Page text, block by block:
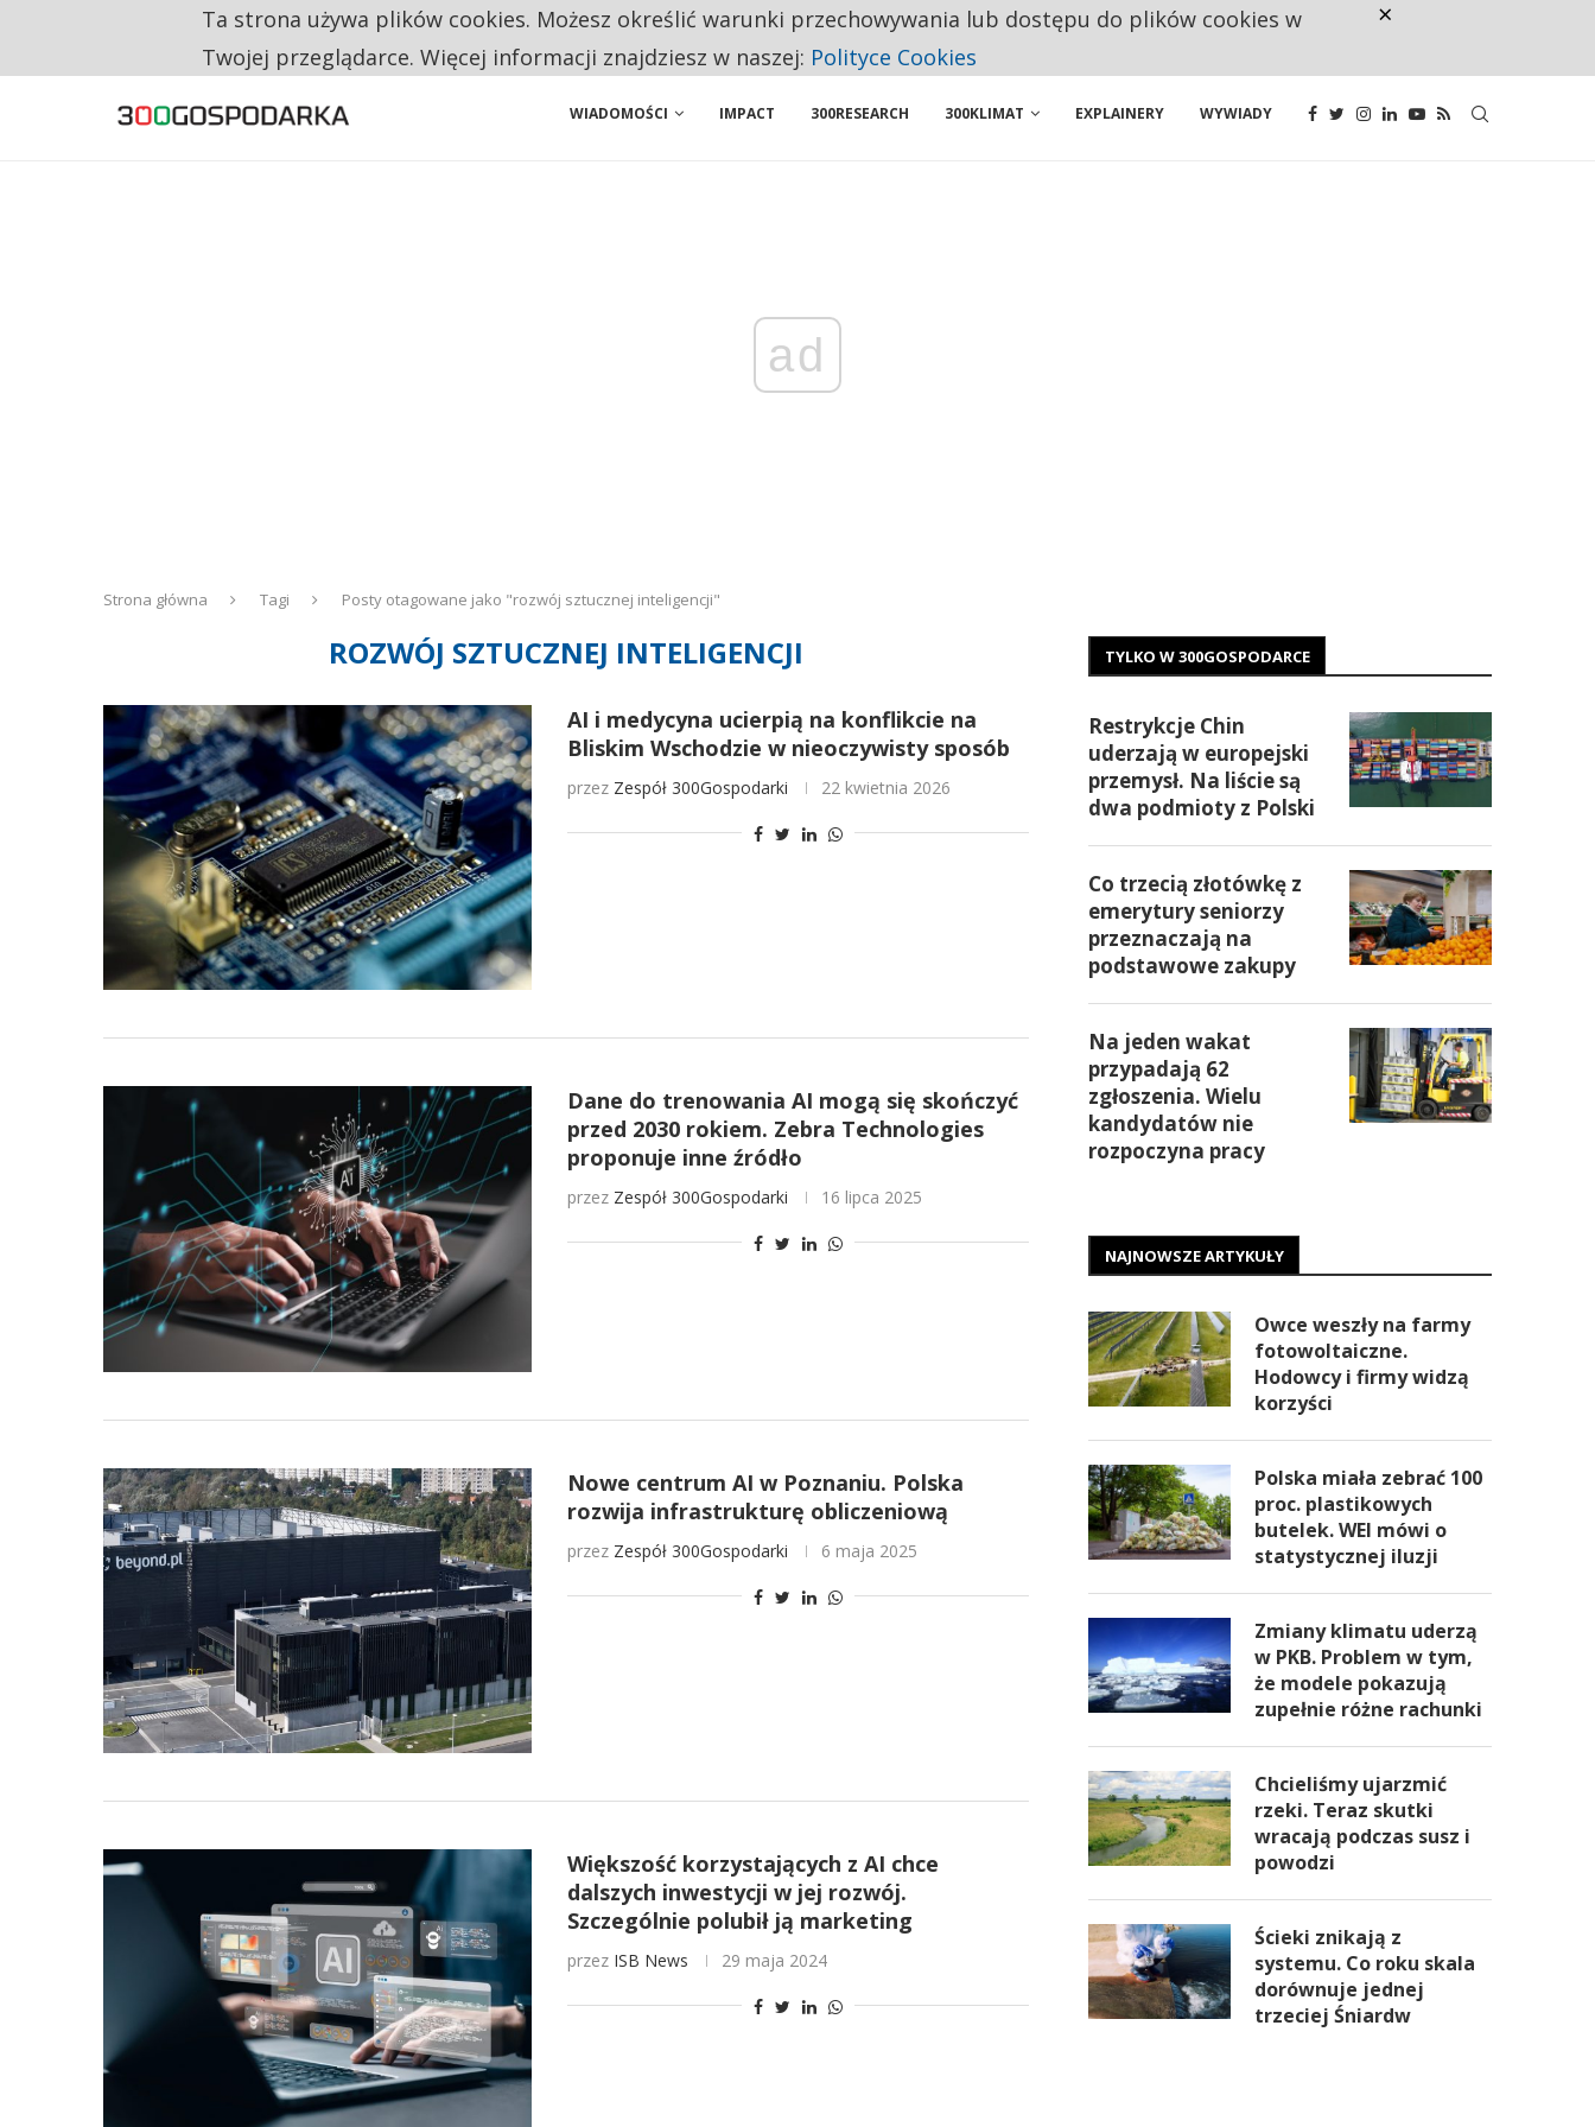
CO TRZECIĄ ZŁOTÓWKĘ Z EMERYTURY SENIORZY PRZEZNACZAJĄ NA PODSTAWOWE ZAKUPY
WIADOMOŚCI IMPACT 300RESEARCH 300KLIMAT EXPLAINERY WYWIADY
ad
Strona główna Tagi Posty otagowane jako "rozwój sztucznej inteligencji"
ROZWÓJ SZTUCZNEJ INTELIGENCJI
AI i medycyna ucierpią na konflikcie na
Bliskim Wschodzie w nieoczywisty sposób
przez Zespół 300Gospodarki 22 kwietnia 2026
Dane do trenowania AI mogą się skończyć
przed 2030 rokiem. Zebra Technologies
proponuje inne źródło
przez Zespół 300Gospodarki 16 lipca 2025
Nowe centrum AI w Poznaniu. Polska
rozwija infrastrukturę obliczeniową
przez Zespół 300Gospodarki 6 maja 2025
Większość korzystających z AI chce
dalszych inwestycji w jej rozwój.
Szczególnie polubił ją marketing
przez ISB News 29 maja 2024
TYLKO W 300GOSPODARCE
Restrykcje Chin
uderzają w europejski
przemysł. Na liście są
dwa podmioty z Polski
Co trzecią złotówkę z
emerytury seniorzy
przeznaczają na
podstawowe zakupy
Na jeden wakat
przypadają 62
zgłoszenia. Wielu
kandydatów nie
rozpoczyna pracy
NAJNOWSZE ARTYKUŁY
Owce weszły na farmy
fotowoltaiczne.
Hodowcy i firmy widzą
korzyści
Polska miała zebrać 100
proc. plastikowych
butelek. WEI mówi o
statystycznej iluzji
Zmiany klimatu uderzą
w PKB. Problem w tym,
że modele pokazują
zupełnie różne rachunki
Chcieliśmy ujarzmić
rzeki. Teraz skutki
wracają podczas susz i
powodzi
Ścieki znikają z
systemu. Co roku skala
dorównuje jednej
trzeciej Śniardw
Ta strona używa plików cookies. Możesz określić warunki przechowywania lub dostępu do plików cookies w
Twojej przeglądarce. Więcej informacji znajdziesz w naszej: Polityce Cookies
×